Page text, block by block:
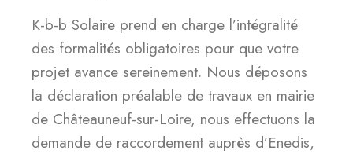
K-b-b Solaire prend en charge l’intégralité
des formalités obligatoires pour que votre
projet avance sereinement. Nous déposons
la déclaration préalable de travaux en mairie
de Châteauneuf-sur-Loire, nous effectuons la
demande de raccordement auprès d’Enedis,